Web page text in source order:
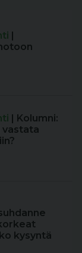
|
| Kolumni:
vastata
kysyntä